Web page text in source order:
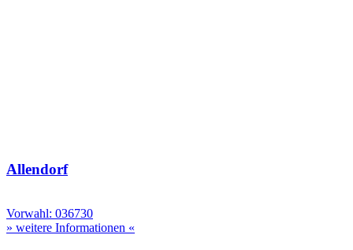
Allendorf
Vorwahl: 036730
» weitere Informationen «